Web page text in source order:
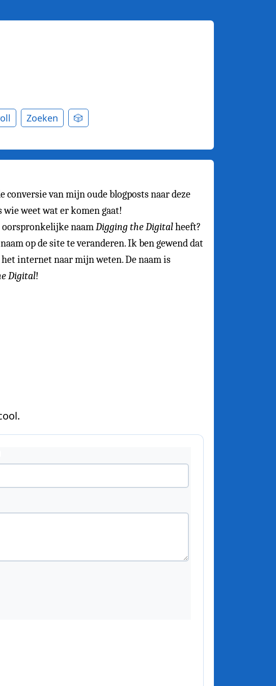
Zoeken 🎲
conversie van mijn oude blogposts naar deze
weet wat er komen gaat!
oorspronkelijke naamDigging the Digitalheeft?
op de site te veranderen. Ik ben gewend dat
internet naar mijn weten. De naam is
Digital!